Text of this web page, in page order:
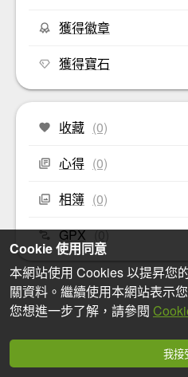
獲得徽章
獲得寶石
收藏 (0)
心得 (0)
相簿 (0)
GPX (0)
Cookie 使用同意
本網站使用 Cookies 以提昇您
關資料。繼續使用本網站表示
您想進一步了解，請參閱
我接